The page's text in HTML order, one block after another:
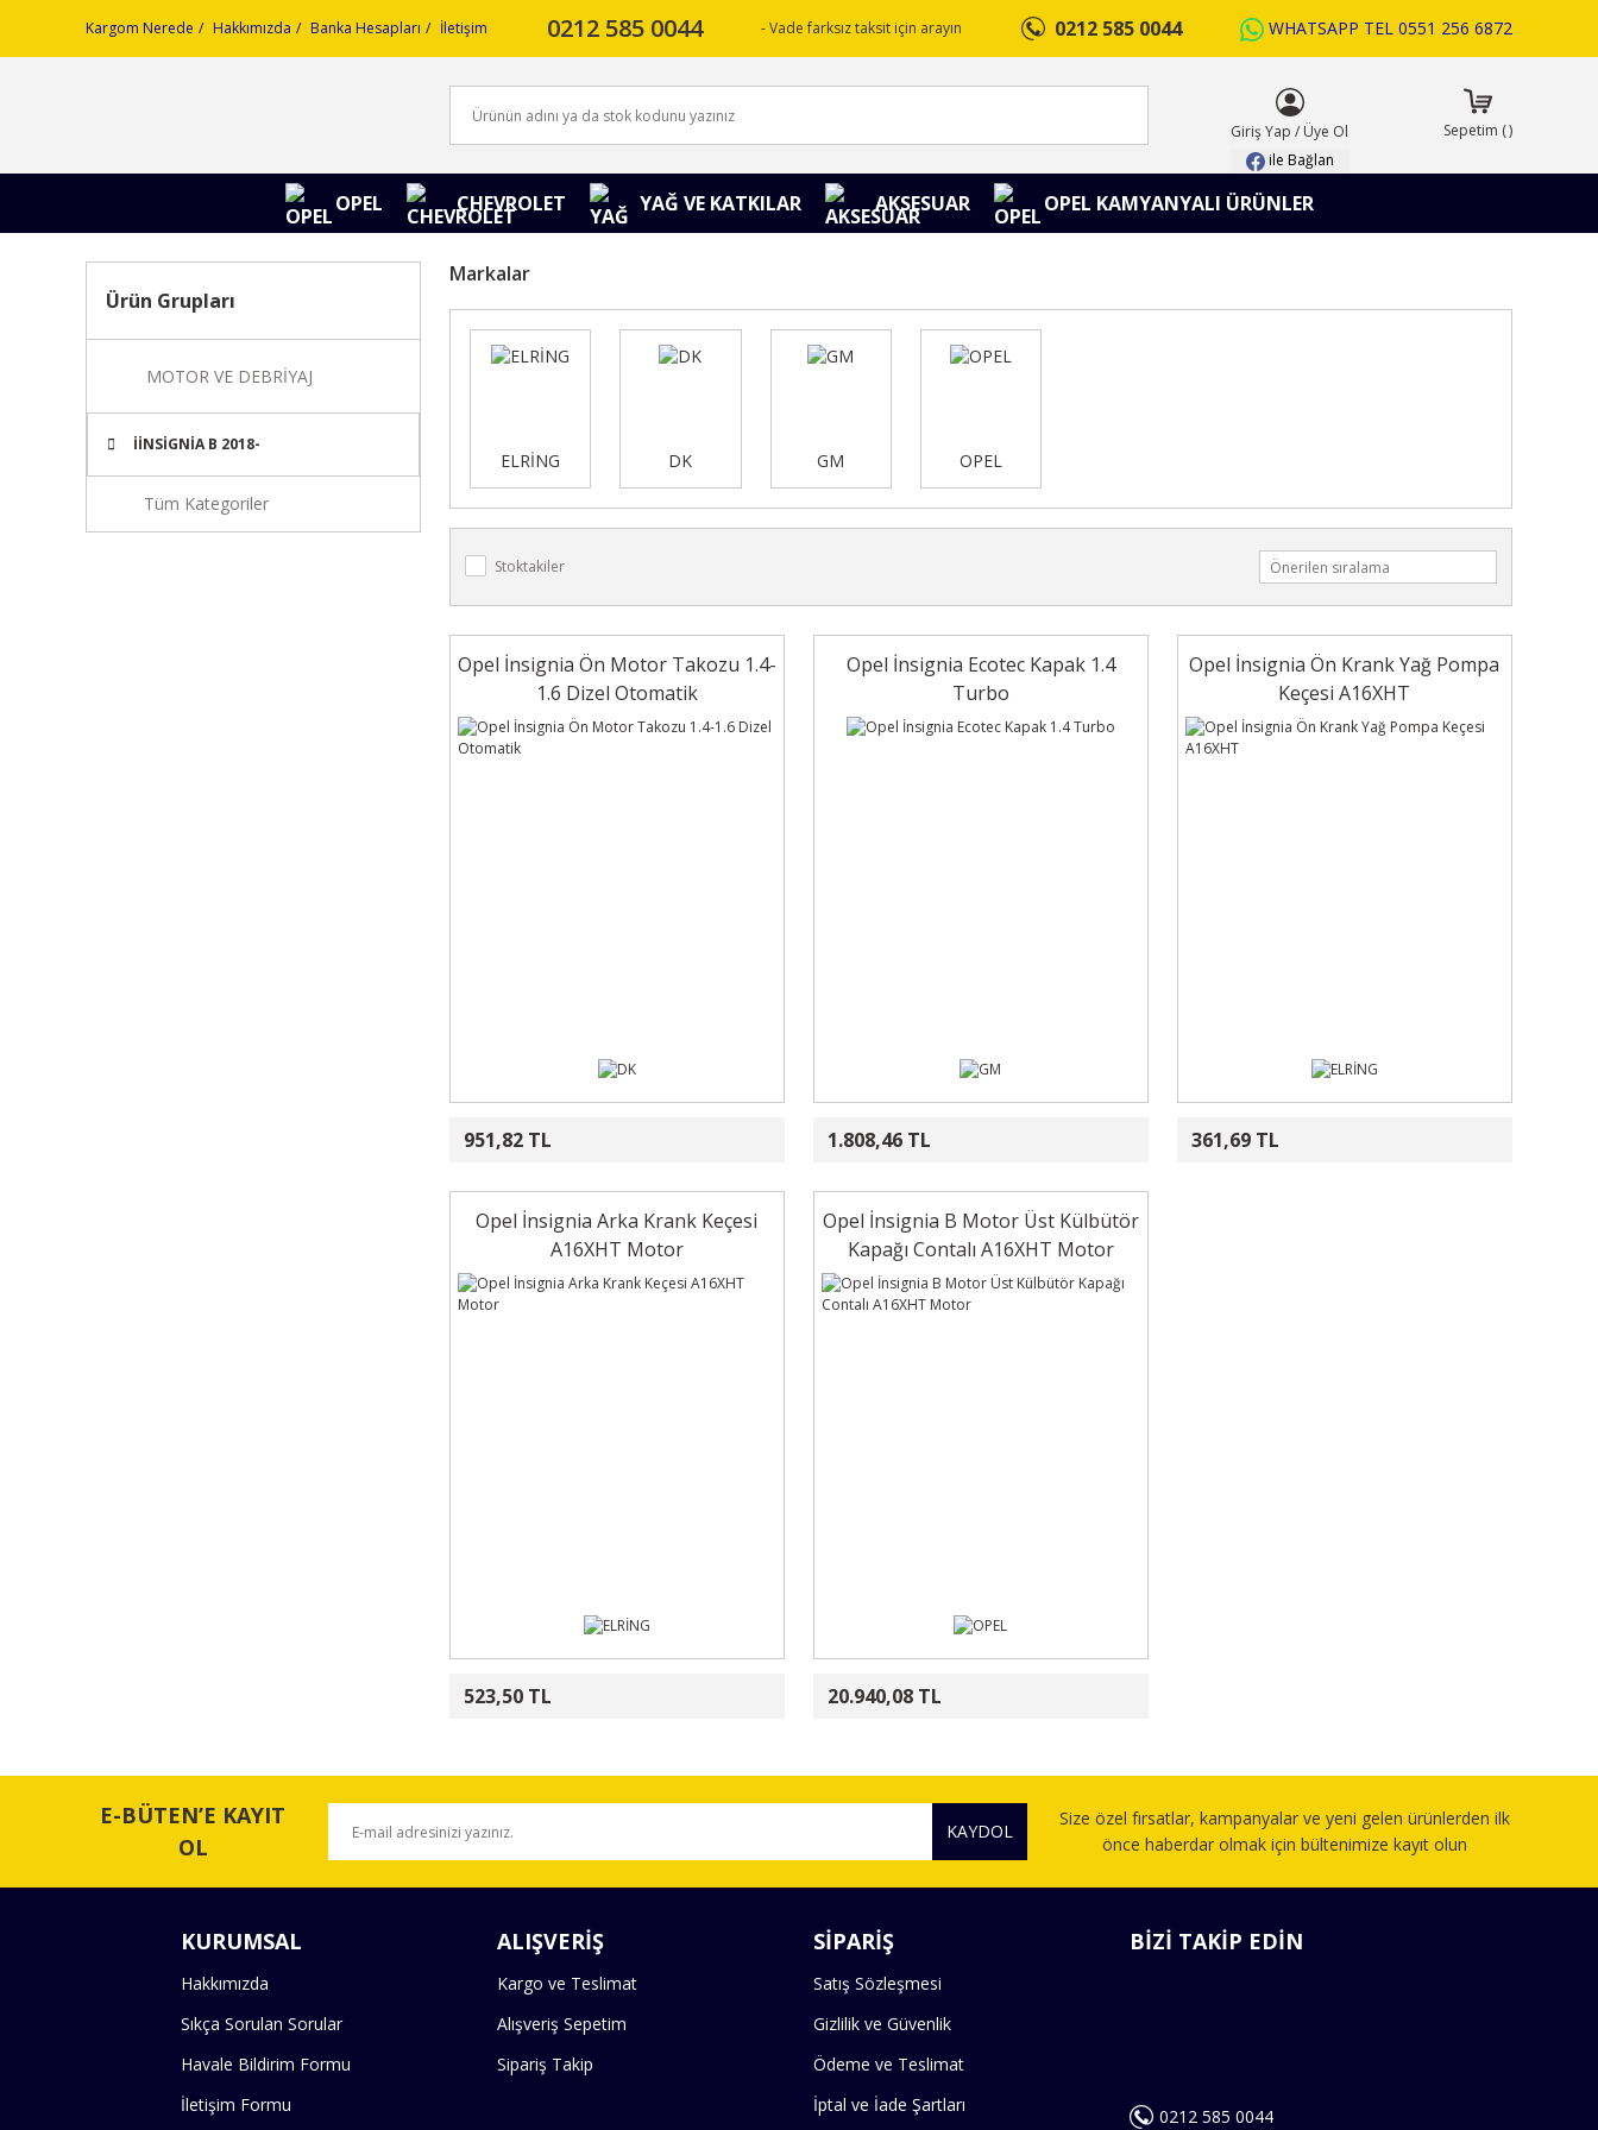
Kargom Nerede Hakkımızda Banka Hesapları İletişim 0212 585 0044 - Vade farksız taksit için arayın 0212 585 0044 WHATSAPP TEL 0551 256 6872
Giriş Yap / Üye Ol
ile Bağlan
Sepetim ()
OPEL CHEVROLET YAĞ VE KATKILAR AKSESUAR OPEL KAMYANYALI ÜRÜNLER
Ürün Grupları
MOTOR VE DEBRİYAJ
İİNSİGNİA B 2018-
Tüm Kategoriler
Markalar
ELRİNG DK GM OPEL
Stoktakiler
Opel İnsignia Ön Motor Takozu 1.4-
1.6 Dizel Otomatik
951,82 TL
Opel İnsignia Ecotec Kapak 1.4
Turbo
1.808,46 TL
Opel İnsignia Ön Krank Yağ Pompa
Keçesi A16XHT
361,69 TL
Opel İnsignia Arka Krank Keçesi
A16XHT Motor
523,50 TL
Opel İnsignia B Motor Üst Külbütör
Kapağı Contalı A16XHT Motor
20.940,08 TL
E-BÜTEN’E KAYIT
OL
KAYDOL
Size özel fırsatlar, kampanyalar ve yeni gelen ürünlerden ilk
önce haberdar olmak için bültenimize kayıt olun
KURUMSAL
Hakkımızda
Sıkça Sorulan Sorular
Havale Bildirim Formu
İletişim Formu
ALIŞVERİŞ
Kargo ve Teslimat
Alışveriş Sepetim
Sipariş Takip
SİPARİŞ
Satış Sözleşmesi
Gizlilik ve Güvenlik
Ödeme ve Teslimat
İptal ve İade Şartları
BİZİ TAKİP EDİN
0212 585 0044